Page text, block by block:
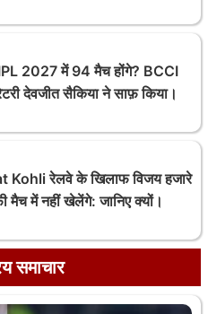
2027 में 94 मैच होंगे? BCCI
देवजीत सैकिया ने साफ़ किया।
Kohli रेलवे के खिलाफ विजय हजारे
मैच में नहीं खेलेंगे: जानिए क्यों।
समाचार